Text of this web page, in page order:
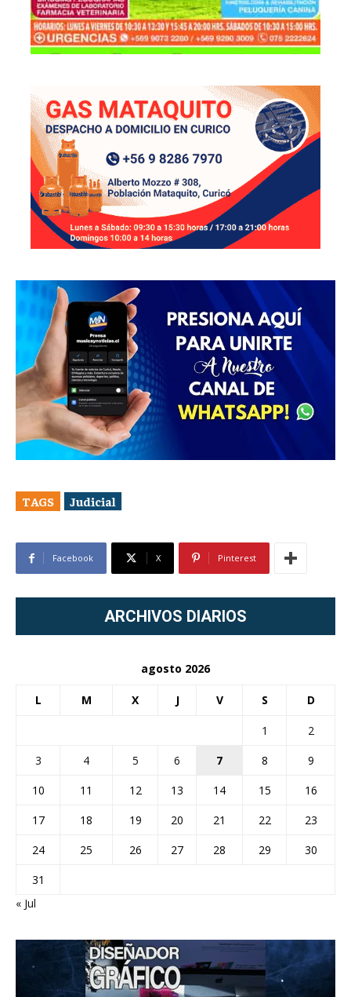
TAGS Judicial
Facebook X Pinterest
ARCHIVOS DIARIOS
agosto 2026
L M X J V S D
1
2
3
4 5 6 7 8
9
10
11 12 13 14 15
16
17
18 19 20 21 22
23
24
25 26 27 28 29
30
31
« Jul